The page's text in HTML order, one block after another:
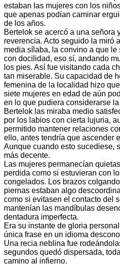
estaban las mujeres con los
que apenas podían caminar
de los años.
Bertelok se acercó a una señora
reverencia. Acto seguido la miró
media sílaba, la convino a que
con docilidad, eso sí, andando
los pies. Así fue visitando cada
tan miserable. Su capacidad de
femenina de la localidad hizo
siete mujeres en edad de aún
en lo que pudiera considerarse
Bertelok las miraba medio
por los labios con cierta lujuria,
permitido mantener relaciones
ello, antes tendría que ascender
Aunque cuando esto sucediese,
más decente.
Las mujeres permanecían
perdida como si estuvieran con
congelados. Los brazos
piernas estaban algo
como si evitasen el contacto del
mantenían las mandíbulas
dentadura imperfecta.
Era su instante de gloria
única frase en un idioma
Una recia neblina fue
segundos quedó dispersada,
camino al infierno.